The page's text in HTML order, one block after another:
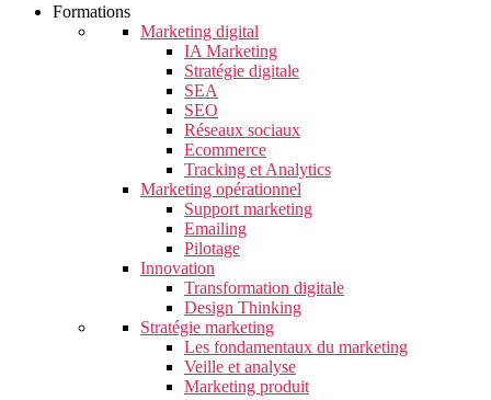
Formations
Marketing digital
IA Marketing
Stratégie digitale
SEA
SEO
Réseaux sociaux
Ecommerce
Tracking et Analytics
Marketing opérationnel
Support marketing
Emailing
Pilotage
Innovation
Transformation digitale
Design Thinking
Stratégie marketing
Les fondamentaux du marketing
Veille et analyse
Marketing produit